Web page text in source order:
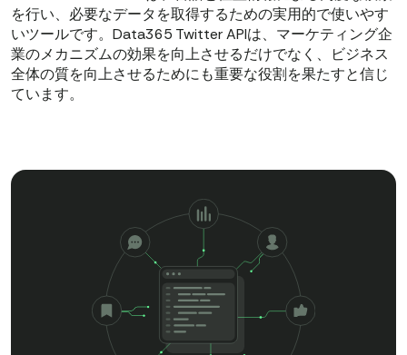
を行い、必要なデータを取得するための実用的で使いやす
いツールです。Data365 Twitter APIは、マーケティング企
業のメカニズムの効果を向上させるだけでなく、ビジネス
全体の質を向上させるためにも重要な役割を果たすと信じ
ています。